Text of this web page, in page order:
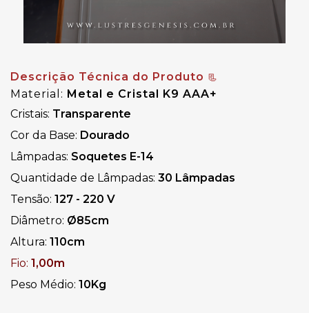
Descrição Técnica do Produto 📃
Material: Metal e Cristal K9 AAA+
Cristais: Transparente
Cor da Base: Dourado
Lâmpadas: Soquetes E-14
Quantidade de Lâmpadas: 30 Lâmpadas
Tensão: 127 - 220 V
Diâmetro: Ø85cm
Altura: 110cm
Fio: 1,00m
Peso Médio: 10Kg